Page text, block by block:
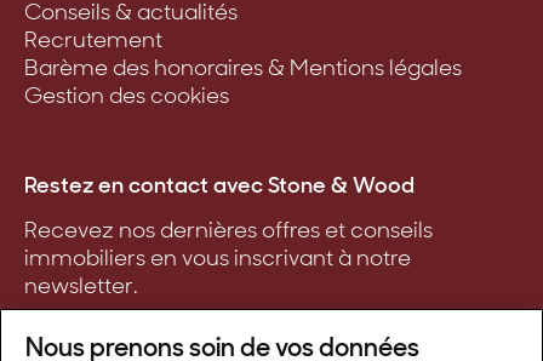
Conseils & actualités
Recrutement
Barème des honoraires & Mentions légales
Gestion des cookies
Restez en contact avec Stone & Wood
Recevez nos dernières offres et conseils
immobiliers en vous inscrivant à notre
newsletter.
Nous prenons soin de vos données